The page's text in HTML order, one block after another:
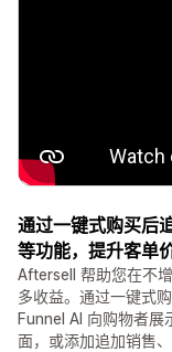
通过一键式购买后
等功能，提升客单
Aftersell 帮助您在不
多收益。通过一键式
Funnel AI 向购物者
面，或添加追加销售